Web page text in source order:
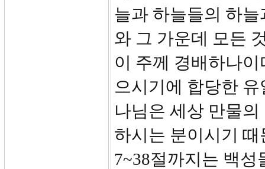
늘과 하늘들의 하
와 그 가운데 모든
이 주께 경배하나
으시기에 합당한
나님은 세상 만물
하시는 분이시기 때
7~38절까지는 백